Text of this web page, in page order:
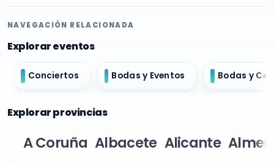
NAVEGACIÓN RELACIONADA
Explorar eventos
Conciertos Bodas y Eventos Bodas y
Explorar provincias
A Coruña Albacete Alicante